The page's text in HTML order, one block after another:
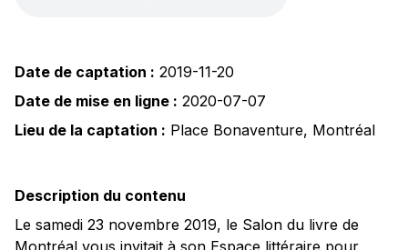
Date de captation : 2019-11-20
Date de mise en ligne : 2020-07-07
Lieu de la captation : Place Bonaventure, Montréal
Description du contenu
Le samedi 23 novembre 2019, le Salon du livre de
Montréal vous invitait à son Espace littéraire pour